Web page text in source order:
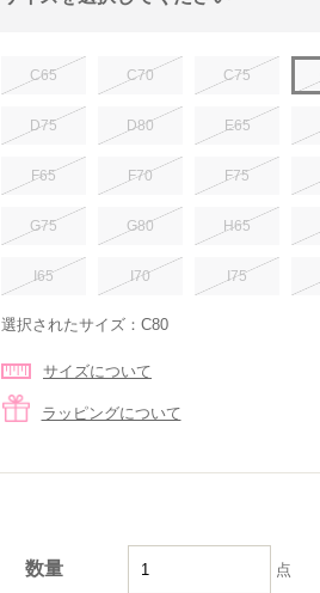
C65 C70 C75
D75 D80 E65
F65 F70 F75
G75 G80 H65
I65 I70 I75
選択されたサイズ：C80
サイズについて
ラッピングについて
数量 点